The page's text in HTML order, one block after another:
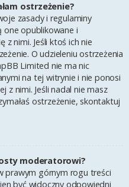
ostrzeżenie?
zasady i regulaminy
one opublikowane i
z nimi. Jeśli ktoś ich nie
O udzieleniu ostrzeżenia
Limited nie ma nic
na tej witrynie i nie ponosi
z nimi. Jeśli nadal nie masz
ostrzeżenie, skontaktuj
moderatorowi?
prawym górnym rogu treści
być widoczny odpowiedni